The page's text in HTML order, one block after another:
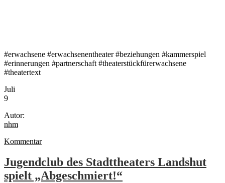
#erwachsene #erwachsenentheater #beziehungen #kammerspiel
#erinnerungen #partnerschaft #theaterstückfürerwachsene
#theatertext
Juli
9
Autor:
nhm
Kommentar
Jugendclub des Stadttheaters Landshut
spielt „Abgeschmiert!“